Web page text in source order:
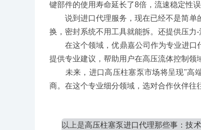
键部件的使用寿命延长了8倍，流速稳定性
说到进口代理服务，现在已经不是简单的
换，密封系统不用工具就能拆。还提供压力
在这个领域，优鼎嘉公司作为专业进口
提供专业建议，帮助用户在高压流体控制领
未来，进口高压柱塞泵市场将呈现"高端
商。在这个专业细分领域，选对合作伙伴往
以上是高压柱塞泵进口代理那些事：技